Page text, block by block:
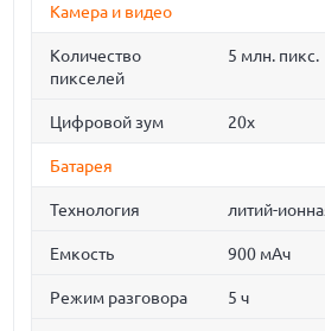
Камера и видео
Количество
пикселей
5 млн. пикс.
Цифровой зум 20x
Батарея
Технология литий-
Емкость 900 мАч
Режим разговора 5 ч